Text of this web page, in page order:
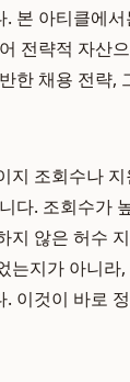
. 본 아티클에
전략적 자산
한 채용 전략,
조회수나
다. 조회수가
않은 허수
지가 아니
이것이 바로